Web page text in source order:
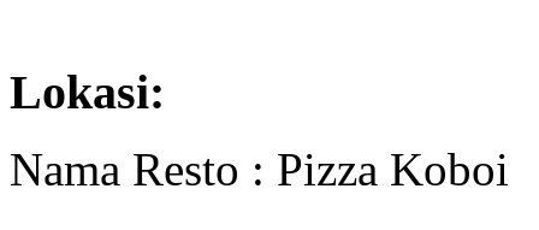
Lokasi:
Nama Resto : Pizza Koboi